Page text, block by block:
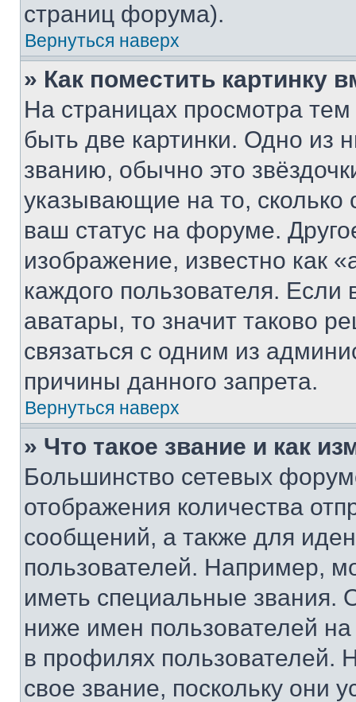
страниц форума).
Вернуться наверх
» Как поместить картинку
На страницах просмотра
быть две картинки. Одно из
званию, обычно это
указывающие на то,
ваш статус на форуме.
изображение, известно как
каждого пользователя.
аватары, то значит таково
связаться с одним из
причины данного запрета.
Вернуться наверх
» Что такое звание и как
Большинство сетевых
отображения количества
сообщений, а также для
пользователей. Например,
иметь специальные звания.
ниже имен пользователей
в профилях
свое звание, поскольку они